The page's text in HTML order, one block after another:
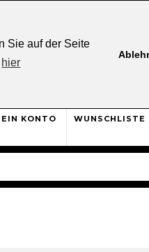
Sie auf der Seite
hier
KONTO WUNSCHLISTE